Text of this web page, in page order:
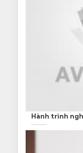
Hành trình